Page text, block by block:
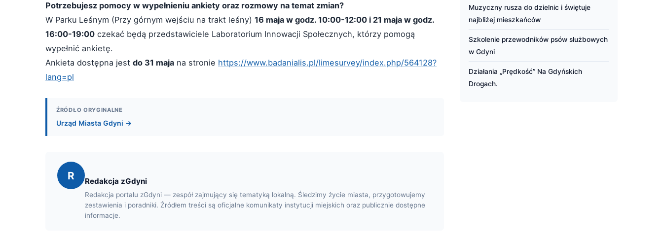
Potrzebujesz pomocy w wypełnieniu ankiety oraz rozmowy na temat zmian?
W Parku Leśnym (Przy górnym wejściu na trakt leśny) 16 maja w godz. 10:00-12:00 i 21 maja w godz.
16:00-19:00 czekać będą przedstawiciele Laboratorium Innowacji Społecznych, którzy pomogą
wypełnić ankietę.
Ankieta dostępna jest do 31 maja na stronie https://www.badanialis.pl/limesurvey/index.php/564128?
lang=pl
ŹRÓDŁO ORYGINALNE
Urząd Miasta Gdyni →
R Redakcja zGdyni
Redakcja portalu zGdyni — zespół zajmujący się tematyką lokalną. Śledzimy życie miasta, przygotowujemy
zestawienia i poradniki. Źródłem treści są oficjalne komunikaty instytucji miejskich oraz publicznie dostępne
informacje.
Muzyczny rusza do dzielnic i świętuje
najbliżej mieszkańców
Szkolenie przewodników psów służbowych
w Gdyni
Działania „Prędkość” Na Gdyńskich
Drogach.